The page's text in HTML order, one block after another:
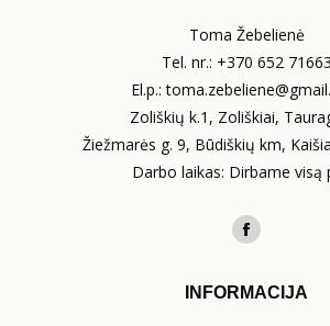
Toma Žebelienė
Tel. nr.: +370 652 71663
El.p.:
Zoliškių k.1, Zoliškiai,
Žiežmarės g. 9, Būdiškių km,
Darbo laikas: Dirbame visą
Facebook
opens
INFORMACIJA